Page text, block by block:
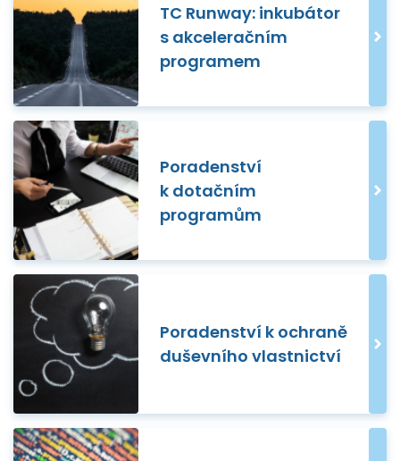
TC Runway: inkubátor
s akceleračním
programem
Poradenství
k dotačním
programům
Poradenství k ochraně
duševního vlastnictví